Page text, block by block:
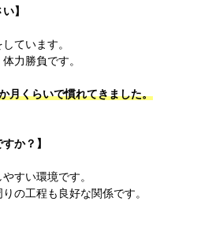
】
ています。
力勝負です。
月くらいで慣れてきました。
か？】
すい環境です。
の工程も良好な関係です。